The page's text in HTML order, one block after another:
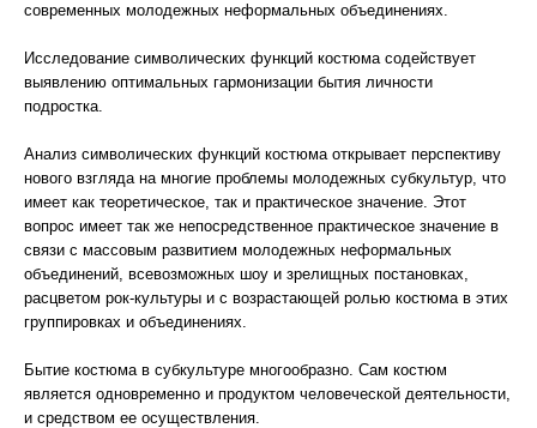
современных молодежных неформальных объединениях.
Исследование символических функций костюма содействует
выявлению оптимальных гармонизации бытия личности
подростка.
Анализ символических функций костюма открывает перспективу
нового взгляда на многие проблемы молодежных субкультур, что
имеет как теоретическое, так и практическое значение. Этот
вопрос имеет так же непосредственное практическое значение в
связи с массовым развитием молодежных неформальных
объединений, всевозможных шоу и зрелищных постановках,
расцветом рок-культуры и с возрастающей ролью костюма в этих
группировках и объединениях.
Бытие костюма в субкультуре многообразно. Сам костюм
является одновременно и продуктом человеческой деятельности,
и средством ее осуществления.